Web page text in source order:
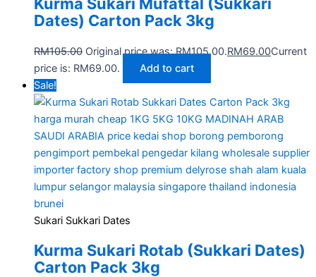
Dates) Carton Pack 3kg
RM105.00 Original price was: RM105.00.RM69.00Current
price is: RM69.00.
Add to cart
Sale!
Sukari Sukkari Dates
Kurma Sukari Rotab (Sukkari Dates)
Carton Pack 3kg